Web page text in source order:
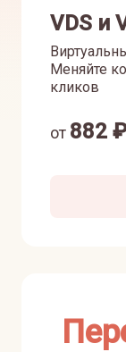
VDS и
Меняйте
кликов
от 882 ₽